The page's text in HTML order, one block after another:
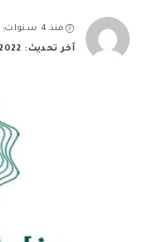
منذ 4 سنوات
آخر تحديث: 2022-04-21